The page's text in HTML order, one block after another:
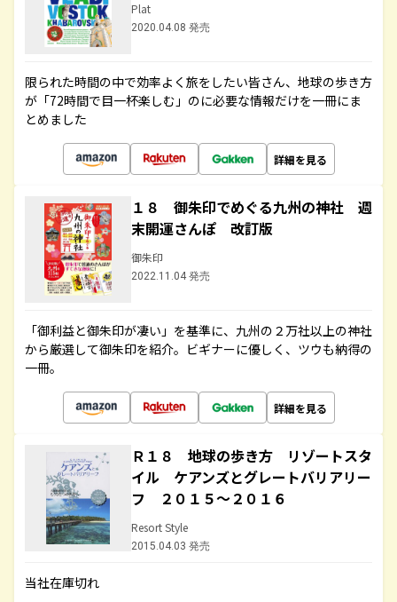
Plat
2020.04.08 発売
限られた時間の中で効率よく旅をしたい皆さん、地球の歩き方
が「72時間で目一杯楽しむ」のに必要な情報だけを一冊にま
とめました
詳細を見る
１８ 御朱印でめぐる九州の神社 週
末開運さんぽ 改訂版
御朱印
2022.11.04 発売
「御利益と御朱印が凄い」を基準に、九州の２万社以上の神社
から厳選して御朱印を紹介。ビギナーに優しく、ツウも納得の
一冊。
詳細を見る
Ｒ１８ 地球の歩き方 リゾートスタ
イル ケアンズとグレートバリアリー
フ ２０１５～２０１６
Resort Style
2015.04.03 発売
当社在庫切れ